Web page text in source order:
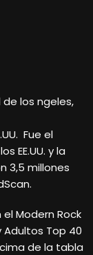
los ngeles,
Fue el
EE.UU. y la
3,5 millones
el Modern Rock
Adultos Top 40
cima de la tabla